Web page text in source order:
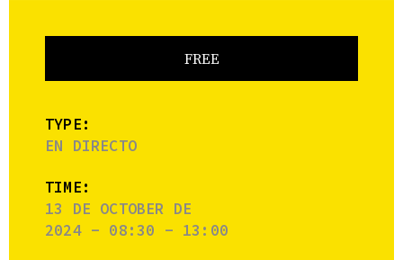
FREE
TYPE:
EN DIRECTO
TIME:
13 DE OCTOBER DE
2024 - 08:30 - 13:00